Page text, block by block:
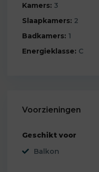
Kamers: 3
Slaapkamers: 2
Badkamers: 1
Energieklasse: C
Voorzieningen
Geschikt voor
Balkon